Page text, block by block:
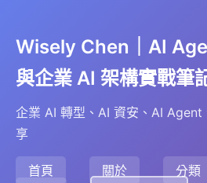
Wisely Chen｜AI
與企業 AI 架構實戰筆
企業 AI 轉型、AI 資安、AI
享
首頁 關於 分類